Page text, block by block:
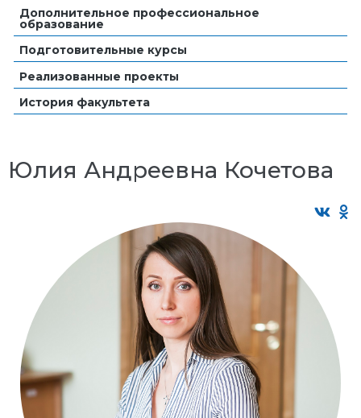
Дополнительное профессиональное
образование
Подготовительные курсы
Реализованные проекты
История факультета
Юлия Андреевна Кочетова